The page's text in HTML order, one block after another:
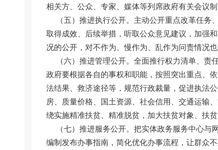
相关方、公众、专家、媒体等列席政府有关会议
（五）推进执行公开。主动公开重点改革任务
取得成效、后续举措，听取公众意见建议，加强
况的公开，对不作为、慢作为、乱作为问责情况
（六）推进管理公开。全面推行权力清单、责
政府要根据各自的事权和职能，按照突出重点、
法结果、救济途径等，规范行政裁量，促进执法
房、质量价格、国土资源、社会信用、交通运输
绕实施精准扶贫、精准脱贫，加大扶贫对象、扶
（七）推进服务公开。把实体政务服务中心与
编制发布办事指南，简化优化办事流程，让群众